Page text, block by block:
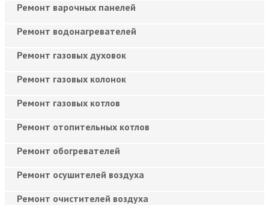
Ремонт варочных панелей
Ремонт водонагревателей
Ремонт газовых духовок
Ремонт газовых колонок
Ремонт газовых котлов
Ремонт отопительных котлов
Ремонт обогревателей
Ремонт осушителей воздуха
Ремонт очистителей воздуха